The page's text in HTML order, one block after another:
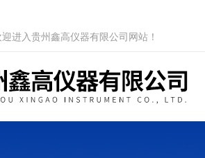
进入贵州鑫高仪器有限公司网站！